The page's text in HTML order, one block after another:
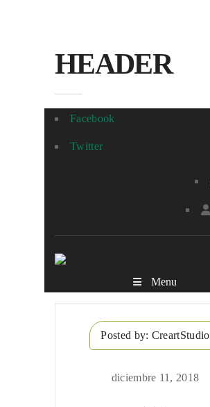
HEADER
Facebook
Twitter
Menu
Posted by: CreartStudio
diciembre 11, 2018